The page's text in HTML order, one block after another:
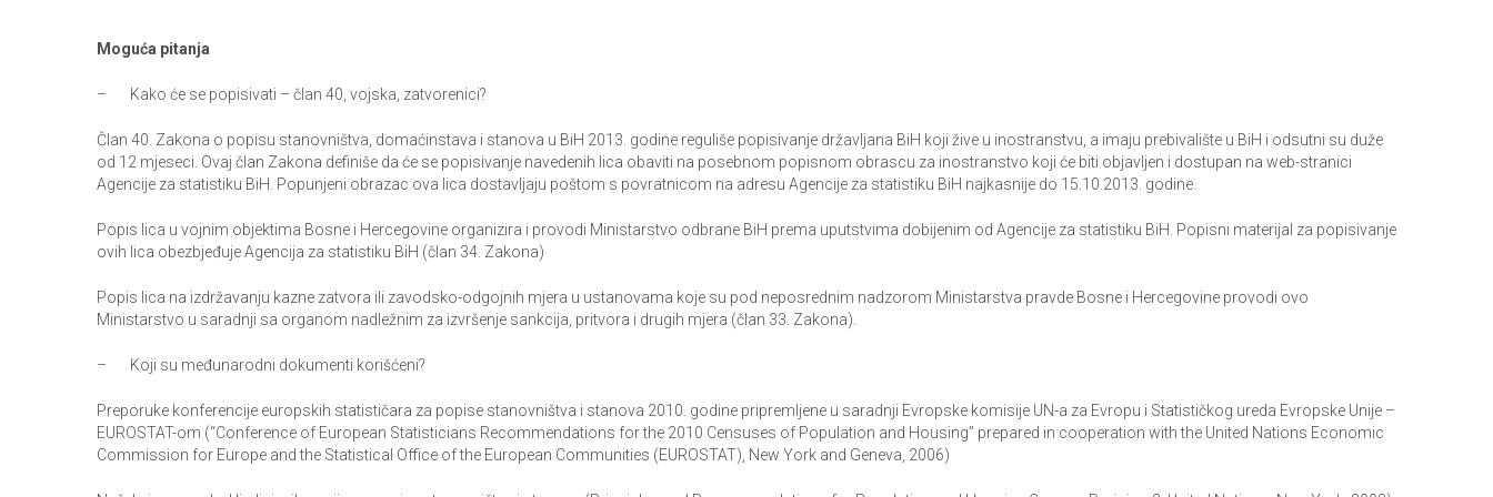
Moguća pitanja
– Kako će se popisivati – član 40, vojska, zatvorenici?
Član 40. Zakona o popisu stanovništva, domaćinstava i stanova u BiH 2013. godine reguliše popisivanje državljana BiH koji žive u inostranstvu, a imaju prebivalište u BiH i odsutni su duže
od 12 mjeseci. Ovaj član Zakona definiše da će se popisivanje navedenih lica obaviti na posebnom popisnom obrascu za inostranstvo koji će biti objavljen i dostupan na web-stranici
Agencije za statistiku BiH. Popunjeni obrazac ova lica dostavljaju poštom s povratnicom na adresu Agencije za statistiku BiH najkasnije do 15.10.2013. godine.
Popis lica u vojnim objektima Bosne i Hercegovine organizira i provodi Ministarstvo odbrane BiH prema uputstvima dobijenim od Agencije za statistiku BiH. Popisni materijal za popisivanje
ovih lica obezbjeđuje Agencija za statistiku BiH (član 34. Zakona)
Popis lica na izdržavanju kazne zatvora ili zavodsko-odgojnih mjera u ustanovama koje su pod neposrednim nadzorom Ministarstva pravde Bosne i Hercegovine provodi ovo
Ministarstvo u saradnji sa organom nadležnim za izvršenje sankcija, pritvora i drugih mjera (član 33. Zakona).
– Koji su međunarodni dokumenti korišćeni?
Preporuke konferencije europskih statističara za popise stanovništva i stanova 2010. godine pripremljene u saradnji Evropske komisije UN-a za Evropu i Statističkog ureda Evropske Unije –
EUROSTAT-om (“Conference of European Statisticians Recommendations for the 2010 Censuses of Population and Housing” prepared in cooperation with the United Nations Economic
Commission for Europe and the Statistical Office of the European Communities (EUROSTAT), New York and Geneva, 2006)